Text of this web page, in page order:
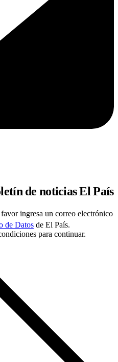
de noticias El País
ingresa un correo electrónico
de Datos de El País.
para continuar.